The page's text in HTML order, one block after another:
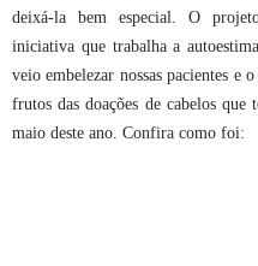
deixá-la bem especial. O
iniciativa que trabalha a
veio embelezar nossas pacientes e
frutos das doações de cabelos
maio deste ano. Confira como foi: